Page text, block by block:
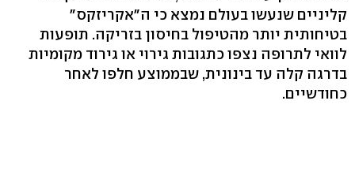
קליניים שנעשו בעולם נמצא כי ה"אקריזקס"
בטיחותית יותר מהטיפול בחיסון בזריקה. תופעות
לוואי לתרופה נצפו כתגובות גירוי או גירוד מקומיות
בדרגה קלה עד בינונית, שבממוצע חלפו לאחר
כחודשיים.